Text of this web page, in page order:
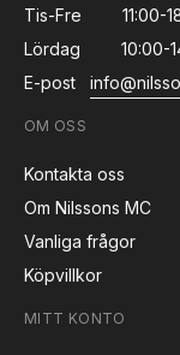
Tis-Fre
11:00-
Lördag
10:00-
E-post
OM OSS
Kontakta oss
Om Nilssons MC
Vanliga frågor
Köpvillkor
MITT KONTO